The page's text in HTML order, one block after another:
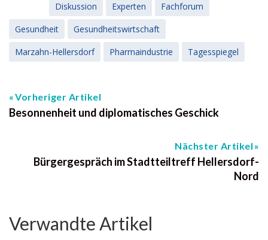
Diskussion
Experten
Fachforum
Gesundheit
Gesundheitswirtschaft
Marzahn-Hellersdorf
Pharmaindustrie Tagesspiegel
Vorheriger Artikel
Besonnenheit und diplomatisches Geschick
Nächster Artikel
Bürgergespräch im Stadtteiltreff Hellersdorf-
Nord
Verwandte Artikel